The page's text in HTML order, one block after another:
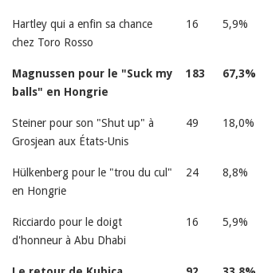
Hartley qui a enfin sa chance
chez Toro Rosso
16 5,9%
Magnussen pour le "Suck my
balls" en Hongrie
183 67,3%
Steiner pour son "Shut up" à
Grosjean aux États-Unis
49 18,0%
Hülkenberg pour le "trou du cul"
en Hongrie
24 8,8%
Ricciardo pour le doigt
d'honneur à Abu Dhabi
16 5,9%